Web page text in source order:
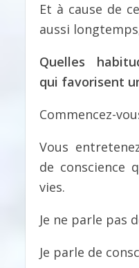
Et à cause de
aussi
Quelles
qui favorisent
Commencez-
Vous
de conscience
vies.
Je ne parle pas
Je parle de